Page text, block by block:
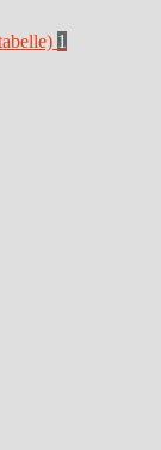
1